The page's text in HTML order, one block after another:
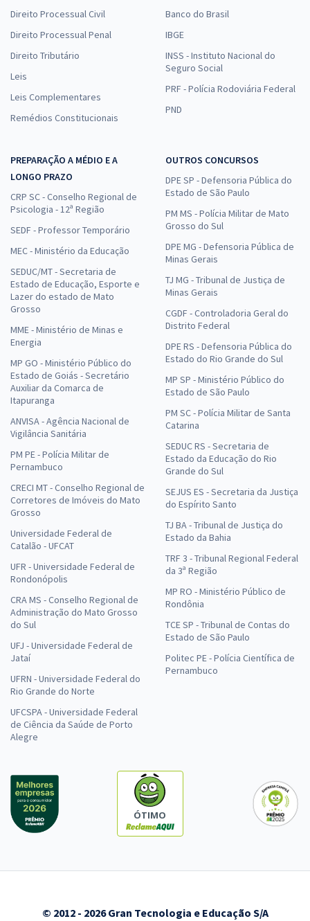
Direito Processual Civil
Direito Processual Penal
Direito Tributário
Leis
Leis Complementares
Remédios Constitucionais
Banco do Brasil
IBGE
INSS - Instituto Nacional do
Seguro Social
PRF - Polícia Rodoviária Federal
PND
PREPARAÇÃO A MÉDIO E A
LONGO PRAZO
CRP SC - Conselho Regional de
Psicologia - 12ª Região
SEDF - Professor Temporário
MEC - Ministério da Educação
SEDUC/MT - Secretaria de
Estado de Educação, Esporte e
Lazer do estado de Mato
Grosso
MME - Ministério de Minas e
Energia
MP GO - Ministério Público do
Estado de Goiás - Secretário
Auxiliar da Comarca de
Itapuranga
ANVISA - Agência Nacional de
Vigilância Sanitária
PM PE - Polícia Militar de
Pernambuco
CRECI MT - Conselho Regional de
Corretores de Imóveis do Mato
Grosso
Universidade Federal de
Catalão - UFCAT
UFR - Universidade Federal de
Rondonópolis
CRA MS - Conselho Regional de
Administração do Mato Grosso
do Sul
UFJ - Universidade Federal de
Jataí
UFRN - Universidade Federal do
Rio Grande do Norte
UFCSPA - Universidade Federal
de Ciência da Saúde de Porto
Alegre
OUTROS CONCURSOS
DPE SP - Defensoria Pública do
Estado de São Paulo
PM MS - Polícia Militar de Mato
Grosso do Sul
DPE MG - Defensoria Pública de
Minas Gerais
TJ MG - Tribunal de Justiça de
Minas Gerais
CGDF - Controladoria Geral do
Distrito Federal
DPE RS - Defensoria Pública do
Estado do Rio Grande do Sul
MP SP - Ministério Público do
Estado de São Paulo
PM SC - Polícia Militar de Santa
Catarina
SEDUC RS - Secretaria de
Estado da Educação do Rio
Grande do Sul
SEJUS ES - Secretaria da Justiça
do Espírito Santo
TJ BA - Tribunal de Justiça do
Estado da Bahia
TRF 3 - Tribunal Regional Federal
da 3ª Região
MP RO - Ministério Público de
Rondônia
TCE SP - Tribunal de Contas do
Estado de São Paulo
Politec PE - Polícia Científica de
Pernambuco
ÓTIMO
© 2012 - 2026 Gran Tecnologia e Educação S/A